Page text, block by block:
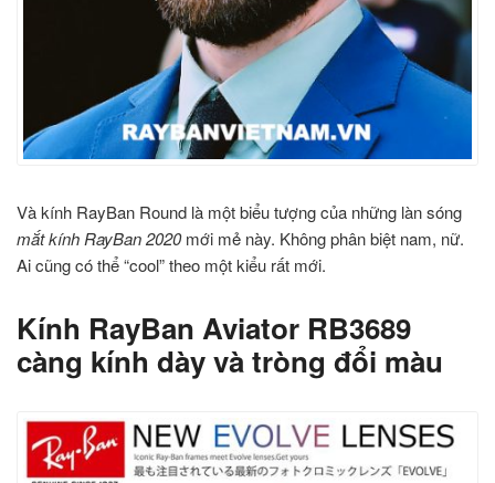
Và kính RayBan Round là một biểu tượng của những làn sóng
mắt kính RayBan 2020mới mẻ này. Không phân biệt nam, nữ.
Ai cũng có thể “cool” theo một kiểu rất mới.
Kính RayBan Aviator RB3689
càng kính dày và tròng đổi màu